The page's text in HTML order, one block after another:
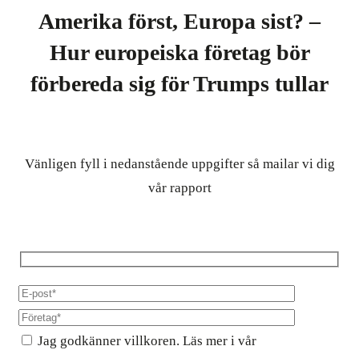
Amerika först, Europa sist? –
Hur europeiska företag bör
förbereda sig för Trumps tullar
Vänligen fyll i nedanstående uppgifter så mailar vi dig
vår rapport
Jag godkänner villkoren. Läs mer i vår